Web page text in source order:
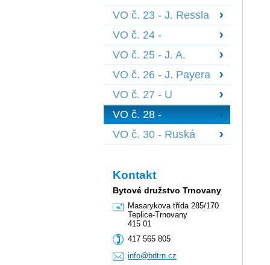
Scheinerova 1834,
Nedbalova 1836 +
1844
VO č. 23 - J. Ressla
1698 + 1699, B.
Martinů 1700 +
1701
VO č. 24 -
Edisonova 1841 -
1843 + členové z
pořadníku
VO č. 25 - J. A.
Komenského 1722 -
1727
VO č. 26 - J. Payera
1728 - 1730
VO č. 27 - U
Červeného kostela
1847 - 1851, J. z
Poděbrad 1852
VO č. 28 -
Palackého 1559 -
1562, Fr. Šrámka
VO č. 30 - Ruská
2164
Kontakt
Bytové družstvo Trnovany
Masarykova třída 285/170
Teplice-Trnovany
415 01
417 565 805
info@bdtrn.cz